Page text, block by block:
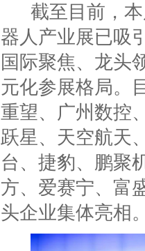
截至目前，
器人产业展已吸
国际聚焦、龙头
元化参展格局。
重望、广州数控
跃星、天空航天
台、捷豹、鹏聚
方、爱赛宁、富
头企业集体亮相